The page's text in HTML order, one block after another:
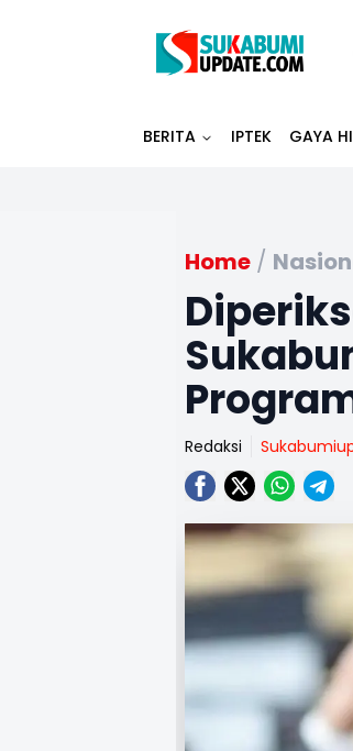
BERITA IPTEK GAYA
Home /
Redaksi